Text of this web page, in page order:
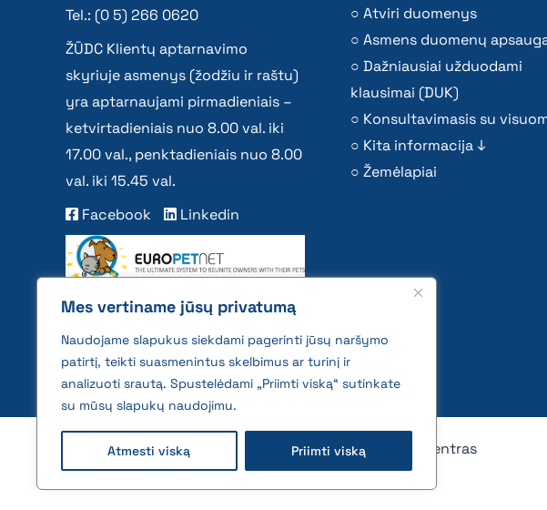
Mes vertiname jūsų privatumą
Naudojame slapukus siekdami pagerinti jūsų naršymo
patirtį, teikti suasmenintus skelbimus ar turinį ir
analizuoti srautą. Spustelėdami „Priimti viską“ sutinkate
su mūsų slapukų naudojimu.
Atmesti viską Priimti viską
Tel.: (0 5) 266 0620
ŽŪDC Klientų aptarnavimo
skyriuje asmenys (žodžiu ir raštu)
yra aptarnaujami pirmadieniais –
ketvirtadieniais nuo 8.00 val. iki
17.00 val., penktadieniais nuo 8.00
val. iki 15.45 val.
Facebook
Linkedin
Atviri duomenys
Asmens duomenų
Dažniausiai užduodami
klausimai (DUK)
Konsultavimasis su
Kita informacija ↓
Žemėlapiai
2026 © All rights reserved | VĮ Žemės ūkio duomenų centras